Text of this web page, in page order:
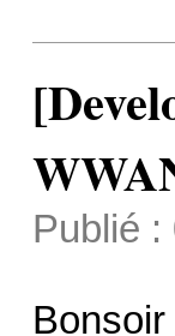
Publié :